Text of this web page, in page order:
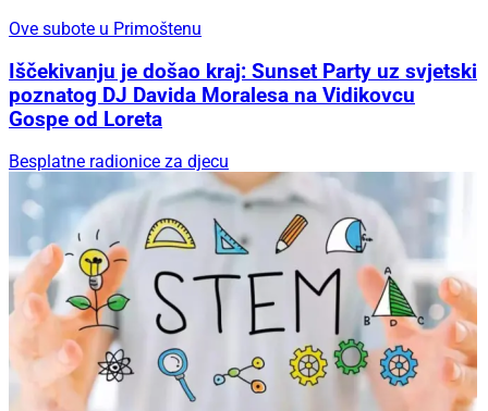
Ove subote u Primoštenu
Iščekivanju je došao kraj: Sunset Party uz svjetski
poznatog DJ Davida Moralesa na Vidikovcu
Gospe od Loreta
Besplatne radionice za djecu